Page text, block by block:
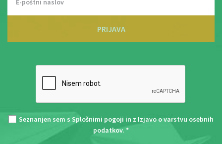
PRIJAVA
Seznanjen sem s Splošnimi pogoji in z Izjavo o varstvu osebnih
podatkov. *